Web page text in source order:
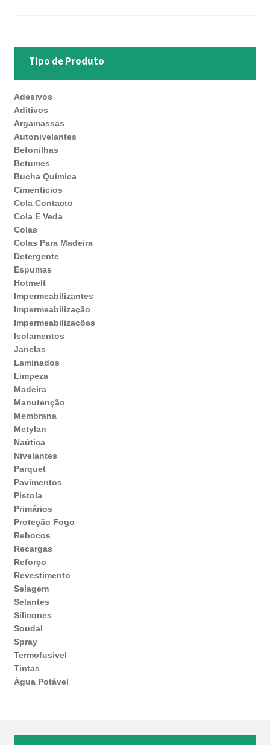
Tipo de Produto
Adesivos
Aditivos
Argamassas
Autonivelantes
Betonilhas
Betumes
Bucha Química
Cimenticios
Cola Contacto
Cola E Veda
Colas
Colas Para Madeira
Detergente
Espumas
Hotmelt
Impermeabilizantes
Impermeabilização
Impermeabilizações
Isolamentos
Janelas
Laminados
Limpeza
Madeira
Manutenção
Membrana
Metylan
Naútica
Nivelantes
Parquet
Pavimentos
Pistola
Primários
Proteção Fogo
Rebocos
Recargas
Reforço
Revestimento
Selagem
Selantes
Silicones
Soudal
Spray
Termofusivel
Tintas
Água Potável